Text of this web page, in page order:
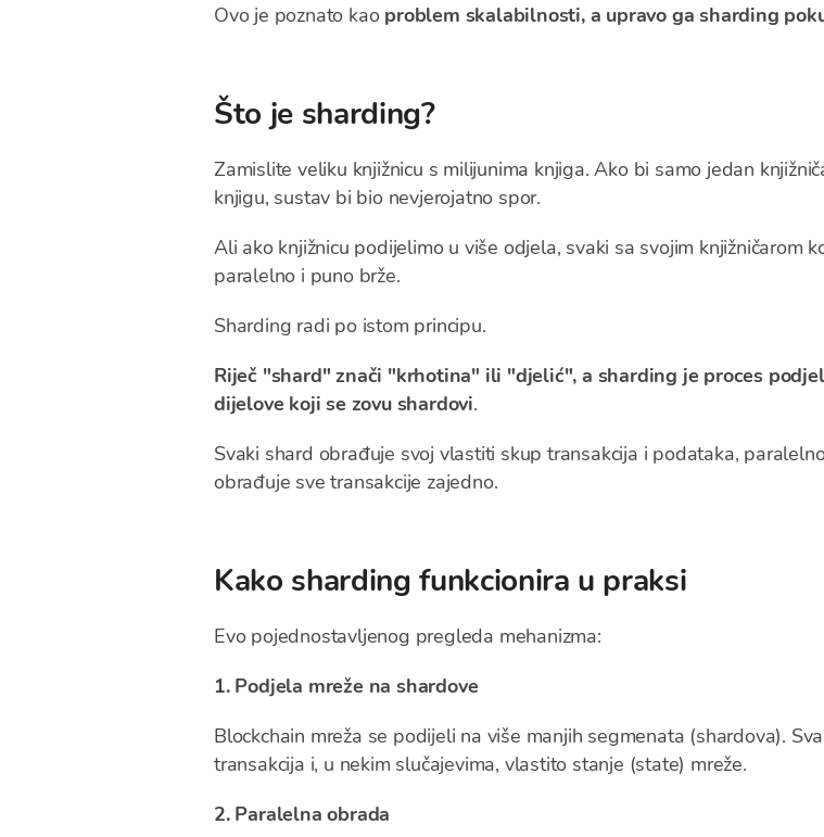
Ovo je poznato kao problem skalabilnosti, a upravo ga sharding
Što je sharding?
Zamislite veliku knjižnicu s milijunima knjiga. Ako bi samo jedan
knjigu, sustav bi bio nevjerojatno spor.
Ali ako knjižnicu podijelimo u više odjela, svaki sa svojim knjižničarom
paralelno i puno brže.
Sharding radi po istom principu.
Riječ "shard" znači "krhotina" ili "djelić", a sharding je proces
dijelove koji se zovu shardovi.
Svaki shard obrađuje svoj vlastiti skup transakcija i podataka,
obrađuje sve transakcije zajedno.
Kako sharding funkcionira u praksi
Evo pojednostavljenog pregleda mehanizma:
1. Podjela mreže na shardove
Blockchain mreža se podijeli na više manjih segmenata (shardova).
transakcija i, u nekim slučajevima, vlastito stanje (state) mreže.
2. Paralelna obrada